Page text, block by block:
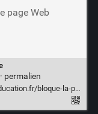
page Web
permalien
bloque-la-pub.html